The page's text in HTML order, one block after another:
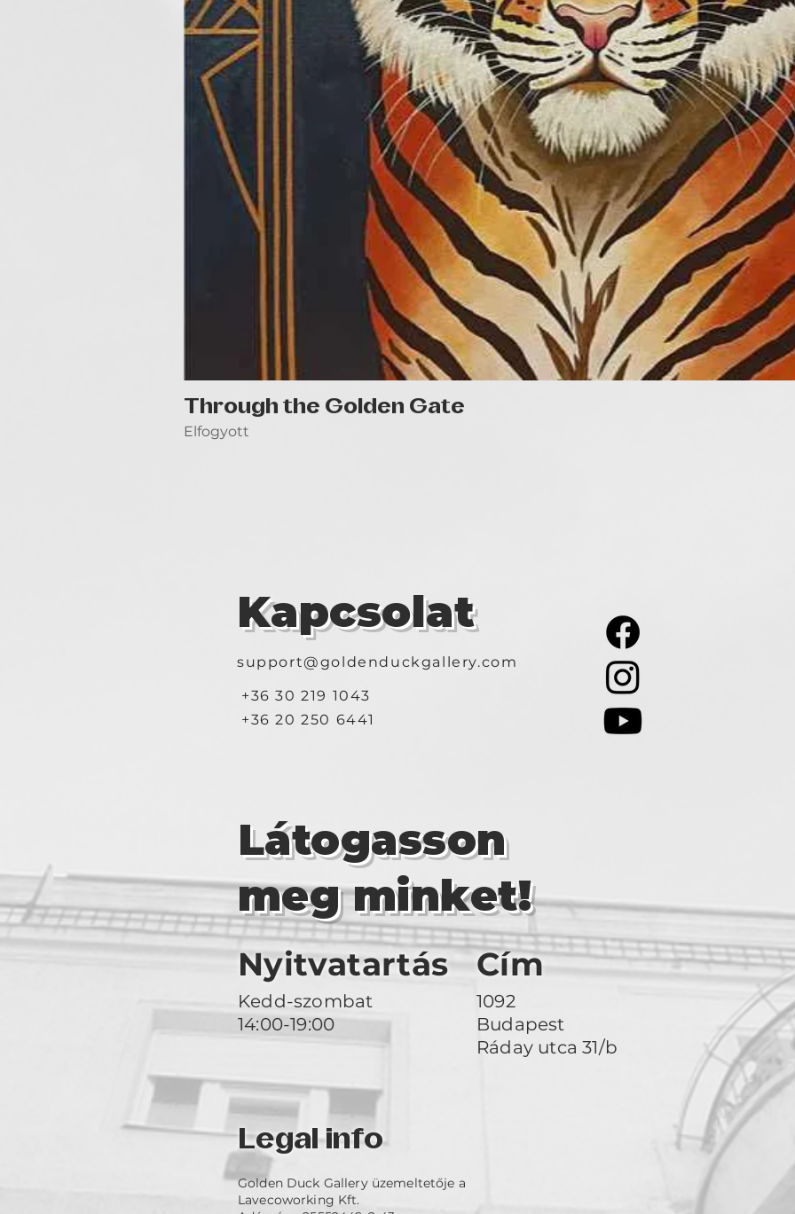
Through the Golden Gate
Elfogyott
Kapcsolat
support@goldenduckgallery.com
+36 30 219 1043
+36 20 250 6441
Látogasson
meg minket!
Nyitvatartás Cím
Kedd-szombat
14:00-19:00
1092
Budapest
Ráday utca 31/b
Legal info
Golden Duck Gallery üzemeltetője a
Lavecoworking Kft.